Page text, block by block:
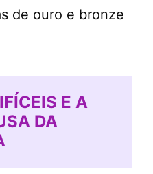
de ouro e bronze
E A
DA